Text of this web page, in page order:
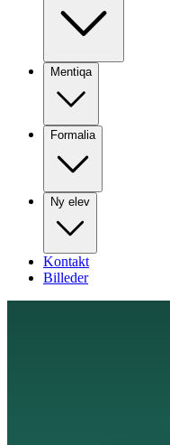
Mentiqa
Formalia
Ny elev
Kontakt
Billeder